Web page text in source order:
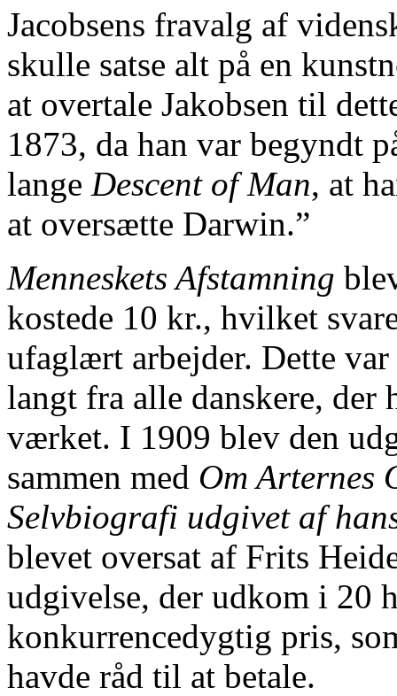
Jacobsens fravalg af
skulle satse alt på en
at overtale Jakobsen til
1873, da han var begyndt
lange Descent of Man, at
at oversætte Darwin.”
Menneskets Afstamning
kostede 10 kr., hvilket
ufaglært arbejder. Dette
langt fra alle danskere, der
værket. I 1909 blev den
sammen med Om Arternes
Selvbiografi udgivet af
blevet oversat af Frits
udgivelse, der udkom i 20
konkurrencedygtig pris,
havde råd til at betale.